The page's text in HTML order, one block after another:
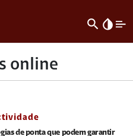
search invert_colors
online
de ponta que podem garantir